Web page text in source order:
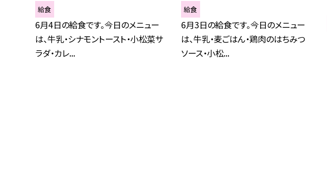
給食
6月4日の給食です。今日のメニュー
は、牛乳・シナモントースト・小松菜サ
ラダ・カレ...
給食
6月3日の給食です。今日のメニュー
は、牛乳・麦ごはん・鶏肉のはちみつ
ソース・小松...